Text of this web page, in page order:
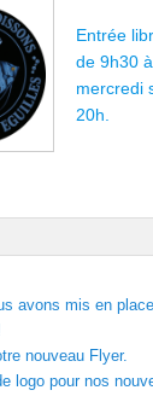
Entrée
de 9h30
mercredi
20h.
avons mis en
nouveau Flyer.
logo pour nos